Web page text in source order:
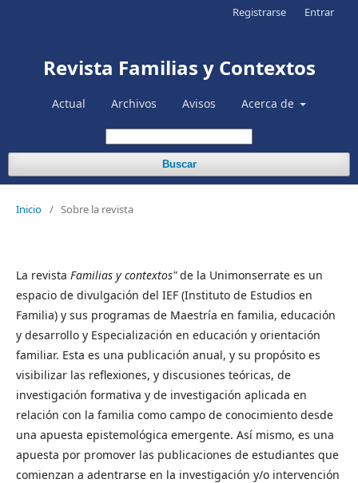
Revista Familias y Contextos
Actual Archivos Avisos Acerca de
Buscar
Registrarse Entrar
Inicio / Sobre la revista
La revista Familias y contextos"de la Unimonserrate es un
espacio de divulgación del IEF (Instituto de Estudios en
Familia) y sus programas de Maestría en familia, educación
y desarrollo y Especialización en educación y orientación
familiar. Esta es una publicación anual, y su propósito es
visibilizar las reflexiones, y discusiones teóricas, de
investigación formativa y de investigación aplicada en
relación con la familia como campo de conocimiento desde
una apuesta epistemológica emergente. Así mismo, es una
apuesta por promover las publicaciones de estudiantes que
comienzan a adentrarse en la investigación y/o intervención